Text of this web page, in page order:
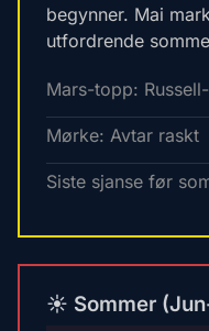
begynner. Mai
utfordrende
Mars-topp:
Mørke: Avtar raskt
Siste sjanse før
☀️ Sommer